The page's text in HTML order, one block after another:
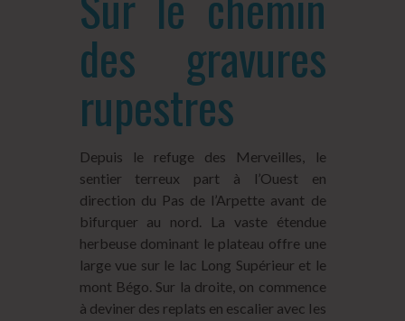
des gravures
rupestres
Depuis le refuge des Merveilles, le
sentier terreux part à l’Ouest en
direction du Pas de l’Arpette avant de
bifurquer au nord. La vaste étendue
herbeuse dominant le plateau offre une
large vue sur le lac Long Supérieur et le
mont Bégo. Sur la droite, on commence
à deviner des replats en escalier avec les